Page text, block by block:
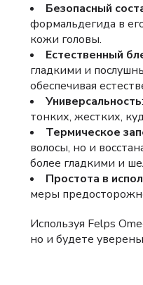
Безопасный
формальдегида в
кожи головы.
Естественный
гладкими и
обеспечивая
Универсальность
тонких, жестких,
Термическое
волосы, но и
более гладкими и
Простота в
меры
Используя Felps
но и будете